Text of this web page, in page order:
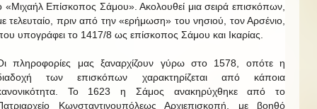
«Μιχαήλ Επίσκοπος Σάμου». Ακολουθεί μια σειρά επισκόπων,
τελευταίο, πριν από την «ερήμωση» του νησιού, τον Αρσένιο,
υπογράφει το 1417/8 ως επίσκοπος Σάμου και Ικαρίας.
πληροφορίες μας ξαναρχίζουν γύρω στο 1578, οπότε η
των επισκόπων χαρακτηρίζεται από κάποια
Το 1623 η Σάμος ανακηρύχθηκε από το
Κωνσταντινουπόλεως Αρχιεπισκοπή, με βοηθό